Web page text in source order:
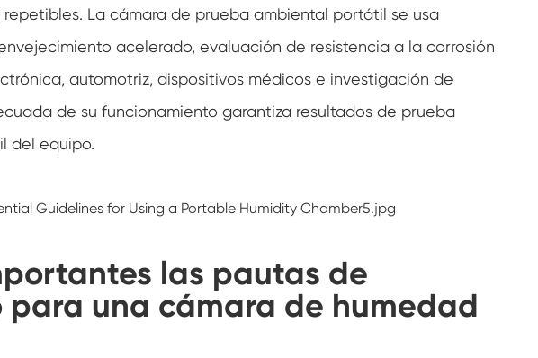
Cámara de prueba ambiental de humedad
Cámara de prueba ambiental fotovoltaica
envejecimiento de la hidrólisis
Cámara de humedad
La cámara de prueba ambiental portátil se usa
acelerado, evaluación de resistencia a la corrosión
automotriz, dispositivos médicos e investigación de
de su funcionamiento garantiza resultados de prueba
del equipo.
las pautas de
una cámara de humedad